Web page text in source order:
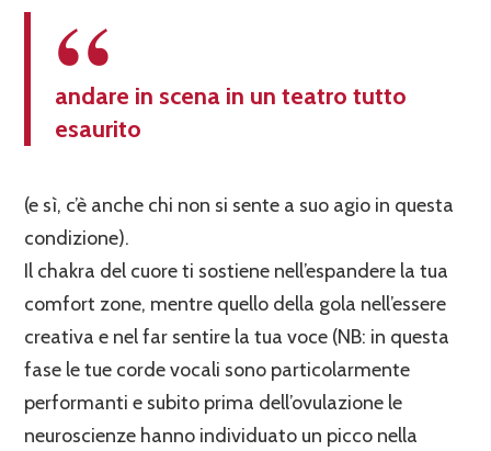
andare in scena in un teatro tutto
esaurito
(e sì, c’è anche chi non si sente a suo agio in questa
condizione).
Il chakra del cuore ti sostiene nell’espandere la tua
comfort zone, mentre quello della gola nell’essere
creativa e nel far sentire la tua voce (NB: in questa
fase le tue corde vocali sono particolarmente
performanti e subito prima dell’ovulazione le
neuroscienze hanno individuato un picco nella